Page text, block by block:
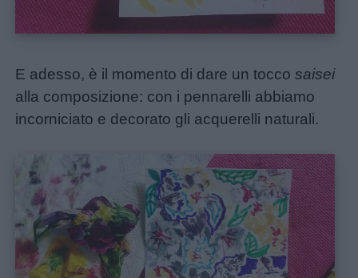
E adesso, è il momento di dare un toccosaisei
alla composizione: con i pennarelli abbiamo
incorniciato e decorato gli acquerelli naturali.